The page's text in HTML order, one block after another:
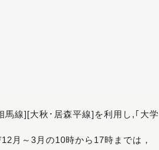
線][大秋･居森平線]を利用し,｢大学
月～3月の10時から17時までは，